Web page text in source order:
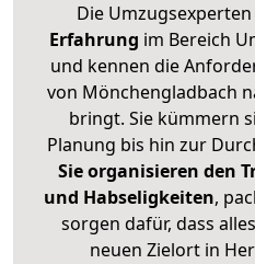
Die
Erfahrung im Bereich
und kennen die
von Mönchengladbach
bringt. Sie kümmern
Planung bis hin zur
Sie organisieren den
und Habseligkeiten,
sorgen dafür, dass
neuen Zielort in